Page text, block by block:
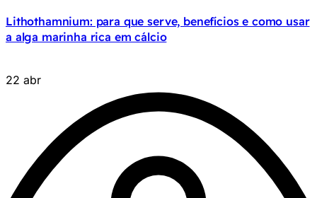
Lithothamnium: para que serve, benefícios e como usar
a alga marinha rica em cálcio
22 abr